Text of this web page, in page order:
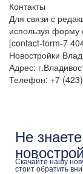
Контакты
Для связи с
используя форму
[contact-form-7
Новостройки
Адрес:
Телефон: +7
Не
Скачайте нашу
стоит обратить